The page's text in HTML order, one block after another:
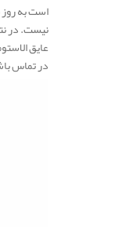
است به
نیست. در
عایق
در تماس